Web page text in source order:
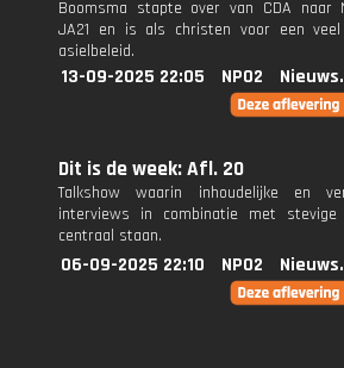
Boomsma stapte over van CDA naar
JA21 en is als christen voor een
asielbeleid.
13-09-2025 22:05 NPO2
Dit is de week: Afl. 20
Talkshow waarin inhoudelijke en
interviews in combinatie met stevige
centraal staan.
06-09-2025 22:10 NPO2